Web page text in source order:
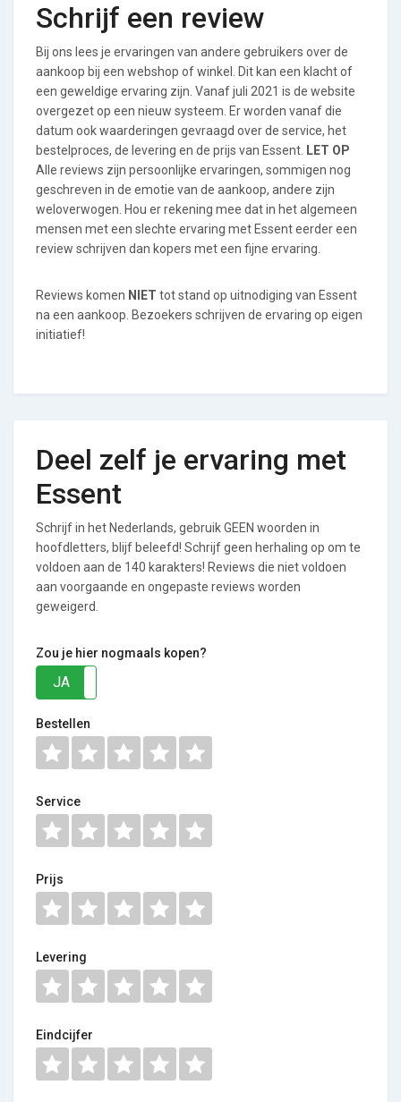
Schrijf een review
Bij ons lees je ervaringen van andere gebruikers over de
aankoop bij een webshop of winkel. Dit kan een klacht of
een geweldige ervaring zijn. Vanaf juli 2021 is de website
overgezet op een nieuw systeem. Er worden vanaf die
datum ook waarderingen gevraagd over de service, het
bestelproces, de levering en de prijs van Essent. LET OP
Alle reviews zijn persoonlijke ervaringen, sommigen nog
geschreven in de emotie van de aankoop, andere zijn
weloverwogen. Hou er rekening mee dat in het algemeen
mensen met een slechte ervaring met Essent eerder een
review schrijven dan kopers met een fijne ervaring.
Reviews komen NIET tot stand op uitnodiging van Essent
na een aankoop. Bezoekers schrijven de ervaring op eigen
initiatief!
Deel zelf je ervaring met
Essent
Schrijf in het Nederlands, gebruik GEEN woorden in
hoofdletters, blijf beleefd! Schrijf geen herhaling op om te
voldoen aan de 140 karakters! Reviews die niet voldoen
aan voorgaande en ongepaste reviews worden
geweigerd.
Zou je hier nogmaals kopen?
JA
Bestellen
Service
Prijs
Levering
Eindcijfer